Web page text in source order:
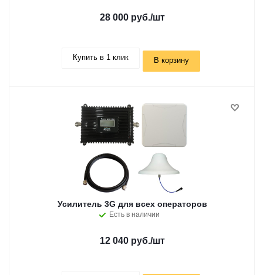
28 000 руб./шт
Купить в 1 клик В корзину
Усилитель 3G для всех операторов
Есть в наличии
12 040 руб./шт